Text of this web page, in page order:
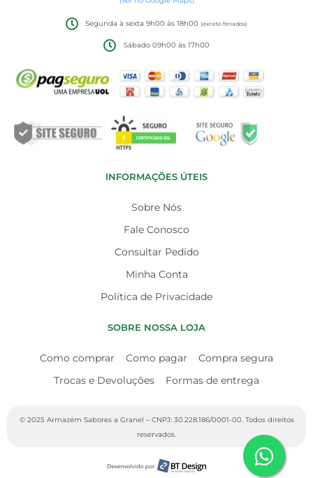
Segunda à sexta 9h00 às 18h00(exceto feriados)
Sábado 09h00 às 17h00
INFORMAÇÕES ÚTEIS
Sobre Nós
Fale Conosco
Consultar Pedido
Minha Conta
Política de Privacidade
SOBRE NOSSA LOJA
Como comprar Como pagar
Compra segura
Trocas e Devoluções
Formas de entrega
© 2025 Armazém Sabores a Granel – CNPJ: 30.228.186/0001-00. Todos direitos
reservados.